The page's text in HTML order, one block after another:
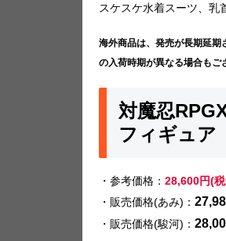
スケスケ水着スーツ、乳
海外商品は、発売が長期延期
の入荷時期が異なる場合もご
対魔忍
フィギュア
・参考価格： 28,600円(
・販売価格(あみ)：
・販売価格(駿河)：